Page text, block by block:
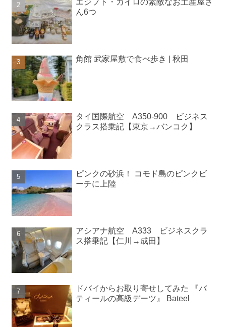
ん6つ
角館 武家屋敷で食べ歩き | 秋田
タイ国際航空 A350-900 ビジネス
クラス搭乗記【東京→バンコク】
ピンクの砂浜！ コモド島のピンクビ
ーチに上陸
アシアナ航空 A333 ビジネスクラ
ス搭乗記【仁川→成田】
ドバイからお取り寄せしてみた 『バ
ティールの高級デーツ』 Bateel